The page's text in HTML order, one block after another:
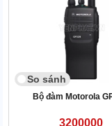
So sánh
Bộ đàm Motorola
3200000